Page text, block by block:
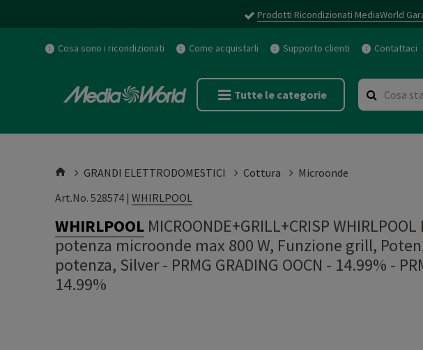
Prodotti Ricondizionati MediaWorld
Cosa sono i ricondizionati Come acquistarli Supporto clienti Contattaci
Tutte le categorie
GRANDI ELETTRODOMESTICI Cottura
Microonde
Art.No. 528574 | WHIRLPOOL
WHIRLPOOL MICROONDE+GRILL+CRISP
potenza microonde max 800 W, Funzione grill,
potenza, Silver - PRMG GRADING OOCN - 14.99% -
14.99%